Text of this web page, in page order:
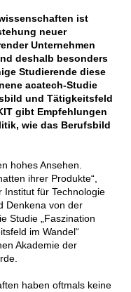
ist
neuer
Unternehmen
deshalb besonders
Studierende diese
acatech-Studie
und Tätigkeitsfeld
gibt Empfehlungen
wie das Berufsbild
hohes Ansehen.
ihrer Produkte“,
Institut für Technologie
Denkena von der
Studie „Faszination
im Wandel“
Akademie der
haben oftmals keine